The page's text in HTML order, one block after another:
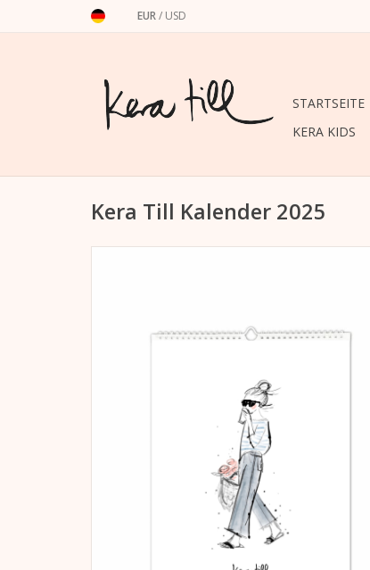
EUR/ USD
STARTSEITE
KERA KIDS
Kera Till Kalender 2025